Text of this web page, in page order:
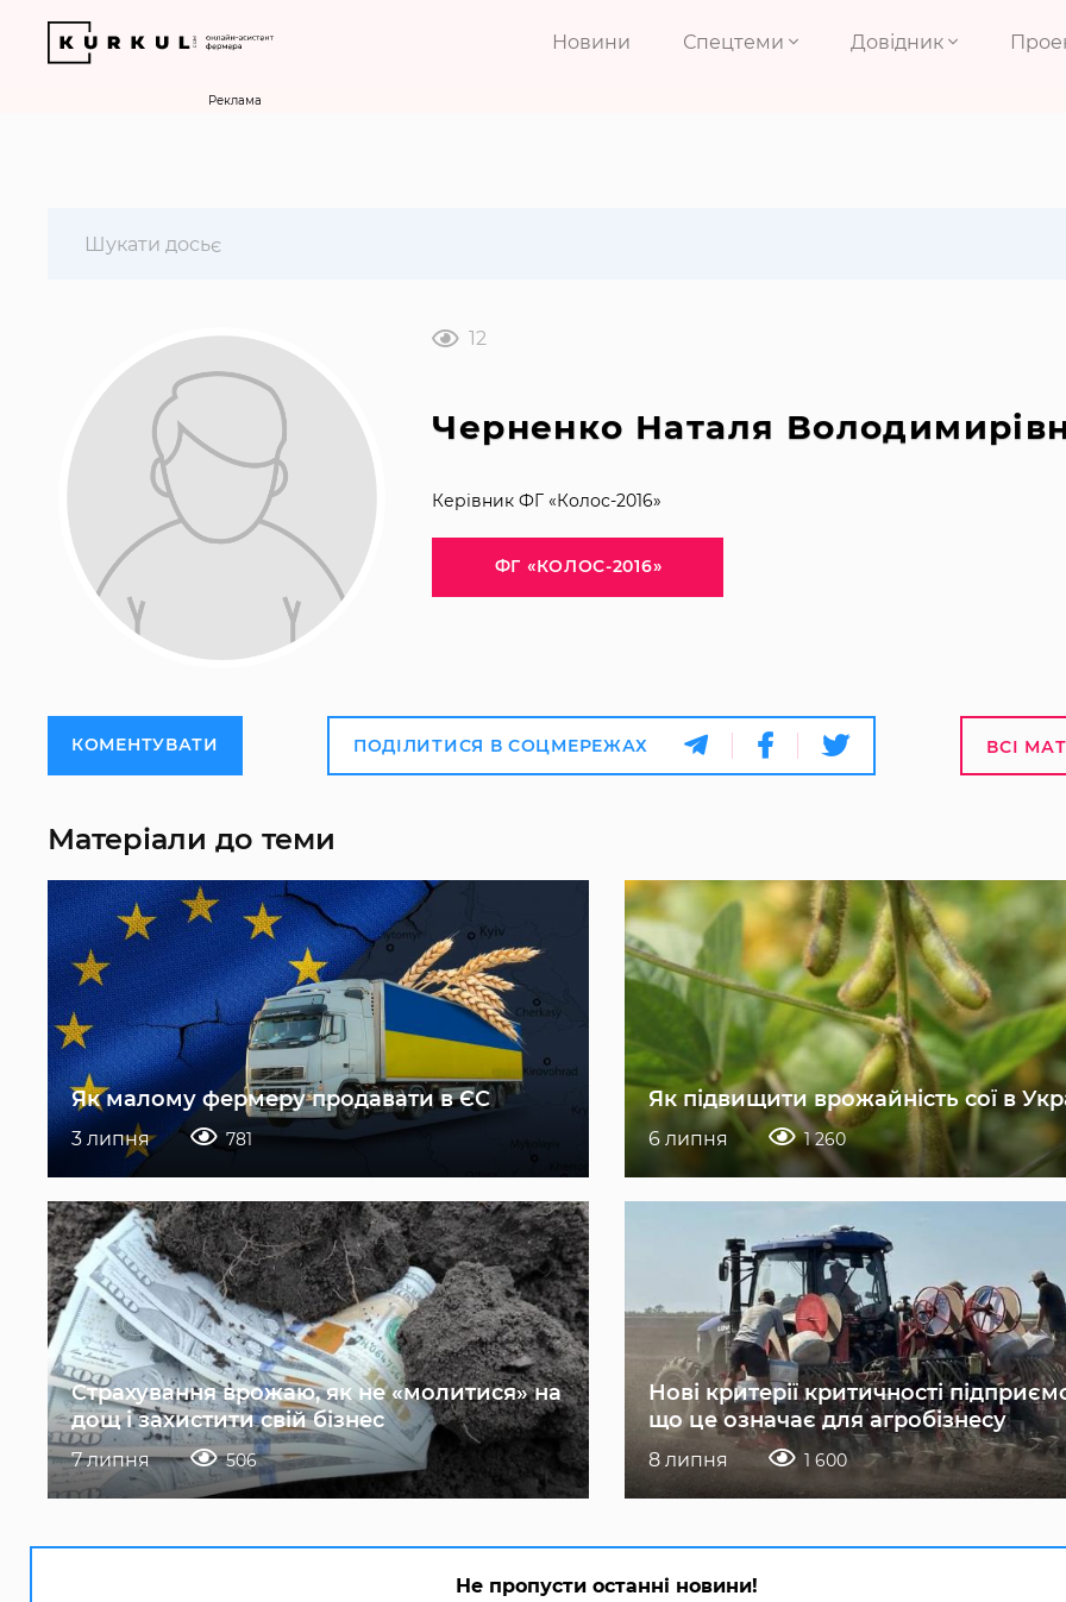
Новини Спецтеми Довідник
Реклама
12
Черненко Наталя
Керівник ФГ «Колос-2016»
ФГ «КОЛОС-2016»
КОМЕНТУВАТИ ПОДІЛИТИСЯ В СОЦМЕРЕЖАХ ВСІ
Матеріали до теми
Як малому фермеру продавати в ЄС
3 липня 781
Як підвищити врожайність сої в
6 липня 1 260
Страхування врожаю, як не «молитися» на
дощ і захистити свій бізнес
7 липня 506
Нові критерії критичності
що це означає для агробізнесу
8 липня 1 600
Не пропусти останні новини!